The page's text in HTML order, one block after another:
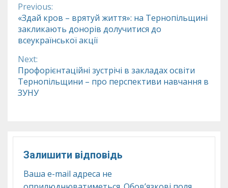
Continue
Reading
Previous:
«Здай кров – врятуй життя»: на Тернопільщині
закликають донорів долучитися до
всеукраїнської акції
Next:
Профорієнтаційні зустрічі в закладах освіти
Тернопільщини – про перспективи навчання в
ЗУНУ
Залишити відповідь
Ваша e-mail адреса не